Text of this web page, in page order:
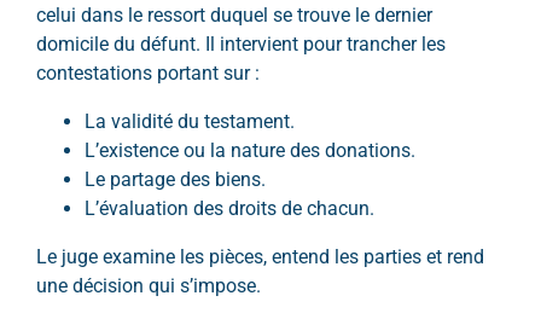
celui dans le ressort duquel se trouve le dernier
domicile du défunt. Il intervient pour trancher les
contestations portant sur :
La validité du testament.
L’existence ou la nature des donations.
Le partage des biens.
L’évaluation des droits de chacun.
Le juge examine les pièces, entend les parties et rend
une décision qui s’impose.